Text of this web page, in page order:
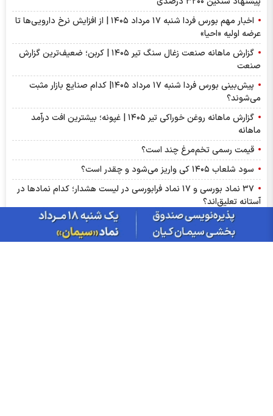
اخبار مهم بورس فردا شنبه ۱۷ مرداد ۱۴۰۵ | از افزایش نرخ دارویی‌ها تا
عرضه اولیه «احیا»
گزارش ماهانه صنعت زغال سنگ تیر ۱۴۰۵ | کربن؛ ضعیف‌ترین گزارش
صنعت
پیش‌بینی بورس فردا شنبه ۱۷ مرداد ۱۴۰۵| کدام صنایع بازار مثبت
می‌شوند؟
گزارش ماهانه روغن خوراکی تیر ۱۴۰۵ | غپونه؛ بیشترین افت درآمد
ماهانه
قیمت رسمی تخم‌مرغ چند است؟
سود شلعاب ۱۴۰۵ کی واریز می‌شود و چقدر است؟
۳۷ نماد بورسی و ۱۷ نماد فرابورسی در لیست هشدار؛ کدام نماد‌ها در
آستانه تعلیق‌اند؟
درصد رشد کرد